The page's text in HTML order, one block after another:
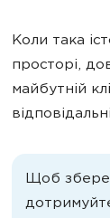
Коли така
просторі,
майбутній
Щоб